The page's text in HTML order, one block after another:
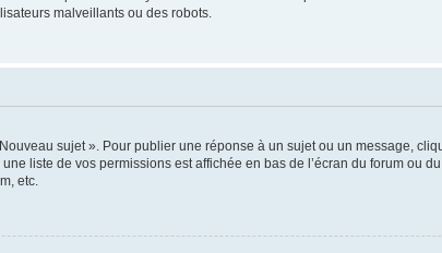
malveillants ou des robots.
sujet ». Pour publier une réponse à un sujet ou un message,
liste de vos permissions est affichée en bas de l’écran du forum ou
etc.